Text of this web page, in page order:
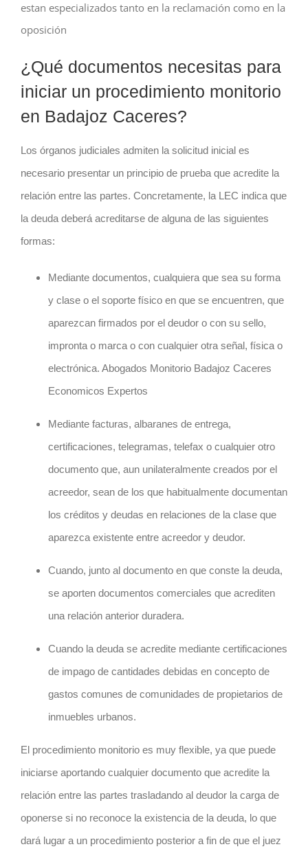
estan especializados tanto en la reclamación como en la
oposición
¿Qué documentos necesitas para
iniciar un procedimiento monitorio
en Badajoz Caceres?
Los órganos judiciales admiten la solicitud inicial es
necesario presentar un principio de prueba que acredite la
relación entre las partes. Concretamente, la LEC indica que
la deuda deberá acreditarse de alguna de las siguientes
formas:
Mediante documentos, cualquiera que sea su forma
y clase o el soporte físico en que se encuentren, que
aparezcan firmados por el deudor o con su sello,
impronta o marca o con cualquier otra señal, física o
electrónica. Abogados Monitorio Badajoz Caceres
Economicos Expertos
Mediante facturas, albaranes de entrega,
certificaciones, telegramas, telefax o cualquier otro
documento que, aun unilateralmente creados por el
acreedor, sean de los que habitualmente documentan
los créditos y deudas en relaciones de la clase que
aparezca existente entre acreedor y deudor.
Cuando, junto al documento en que conste la deuda,
se aporten documentos comerciales que acrediten
una relación anterior duradera.
Cuando la deuda se acredite mediante certificaciones
de impago de cantidades debidas en concepto de
gastos comunes de comunidades de propietarios de
inmuebles urbanos.
El procedimiento monitorio es muy flexible, ya que puede
iniciarse aportando cualquier documento que acredite la
relación entre las partes trasladando al deudor la carga de
oponerse si no reconoce la existencia de la deuda, lo que
dará lugar a un procedimiento posterior a fin de que el juez